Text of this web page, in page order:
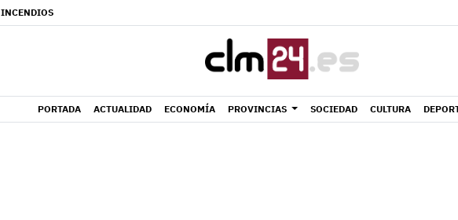
INCENDIOS
PORTADA ACTUALIDAD ECONOMÍA PROVINCIAS SOCIEDAD CULTURA